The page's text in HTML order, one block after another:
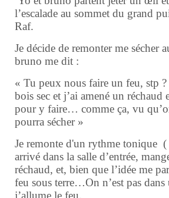
l’escalade au sommet du grand
Raf.
Je décide de remonter me sécher
bruno me dit :
« Tu peux nous faire un feu, stp ?
bois sec et j’ai amené un réchaud
pour y faire… comme ça, vu
pourra sécher »
Je remonte d'un rythme tonique (
arrivé dans la salle d’entrée,
réchaud, et, bien que l’idée me
feu sous terre…On n’est pas
j’allume le feu.